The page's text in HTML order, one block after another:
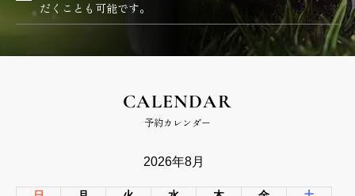
だくことも可能です。
CALENDAR
予約カレンダー
2026年8月